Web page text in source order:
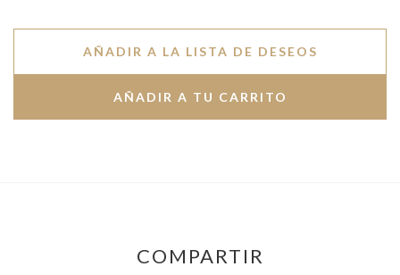
AÑADIR A LA LISTA DE DESEOS
COMPARTIR